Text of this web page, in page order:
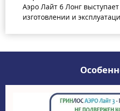
Аэро Лайт 6 Лонг
изготовлении и